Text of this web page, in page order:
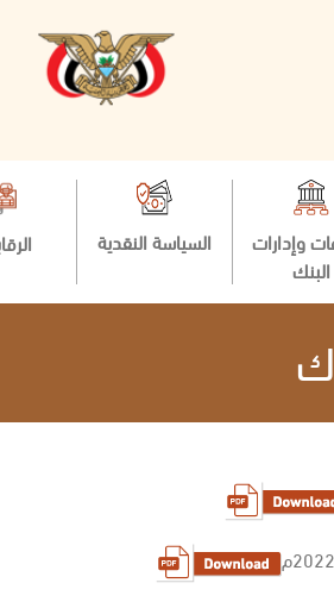
وإدارات
البنك
السياسة النقدية